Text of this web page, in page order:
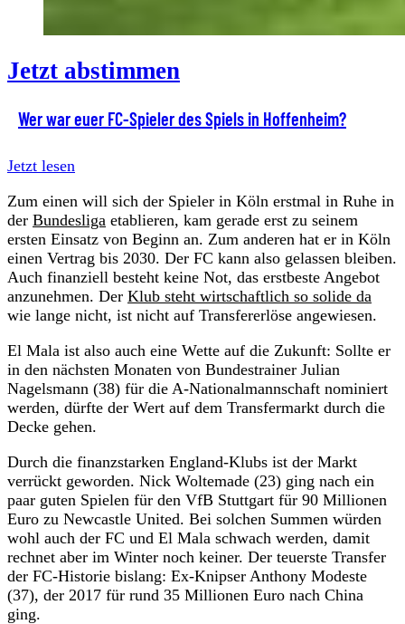
Jetzt abstimmen
Wer war euer FC-Spieler des Spiels in Hoffenheim?
Jetzt lesen
Zum einen will sich der Spieler in Köln erstmal in Ruhe in
der Bundesliga etablieren, kam gerade erst zu seinem
ersten Einsatz von Beginn an. Zum anderen hat er in Köln
einen Vertrag bis 2030. Der FC kann also gelassen bleiben.
Auch finanziell besteht keine Not, das erstbeste Angebot
anzunehmen. Der Klub steht wirtschaftlich so solide da
wie lange nicht, ist nicht auf Transfererlöse angewiesen.
El Mala ist also auch eine Wette auf die Zukunft: Sollte er
in den nächsten Monaten von Bundestrainer Julian
Nagelsmann (38) für die A-Nationalmannschaft nominiert
werden, dürfte der Wert auf dem Transfermarkt durch die
Decke gehen.
Durch die finanzstarken England-Klubs ist der Markt
verrückt geworden. Nick Woltemade (23) ging nach ein
paar guten Spielen für den VfB Stuttgart für 90 Millionen
Euro zu Newcastle United. Bei solchen Summen würden
wohl auch der FC und El Mala schwach werden, damit
rechnet aber im Winter noch keiner. Der teuerste Transfer
der FC-Historie bislang: Ex-Knipser Anthony Modeste
(37), der 2017 für rund 35 Millionen Euro nach China
ging.